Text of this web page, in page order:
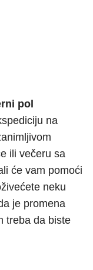
pol
na
ili večeru sa
će vam pomoći
neku
je promena
treba da biste